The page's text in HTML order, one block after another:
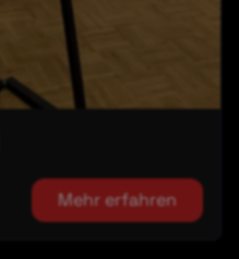
Mehr erfahren